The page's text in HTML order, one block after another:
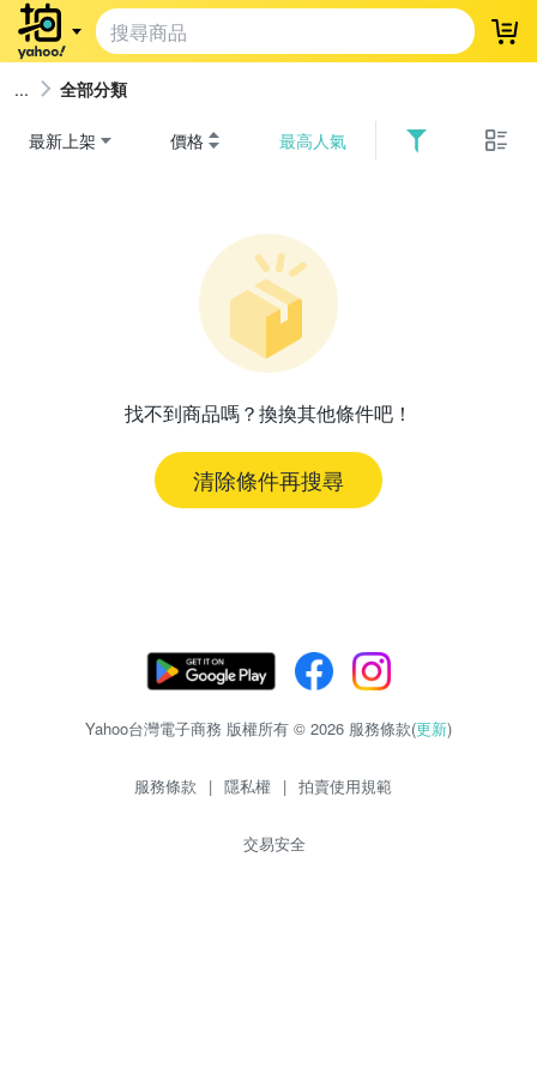
登
全部分類
最新上架 價格 最高人氣
找不到商品嗎？換換其他條件吧！
清除條件再搜尋
Yahoo台灣電子商務 版權所有 © 2026 服務條款(更新)
服務條款 | 隱私權 | 拍賣使用規範
交易安全